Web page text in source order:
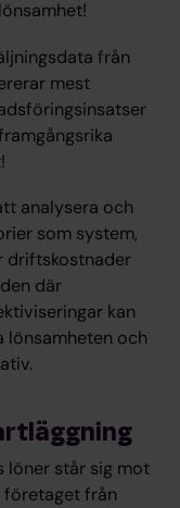
från
mest
analysera och
som system,
driftskostnader
där
kan
lönsamheten och
löner står sig mot
företaget från